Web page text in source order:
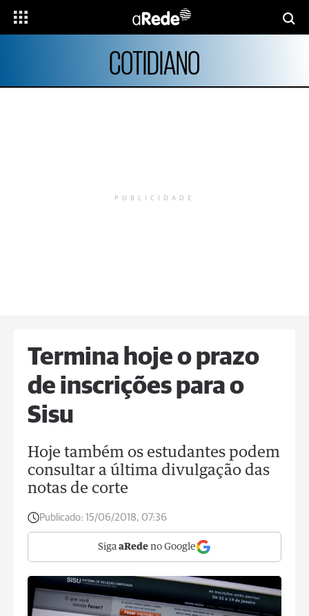
COTIDIANO
PUBLICIDADE
Termina hoje o prazo
de inscrições para o
Sisu
Hoje também os estudantes podem
consultar a última divulgação das
notas de corte
Publicado: 15/06/2018, 07:36
Siga aRede no Google